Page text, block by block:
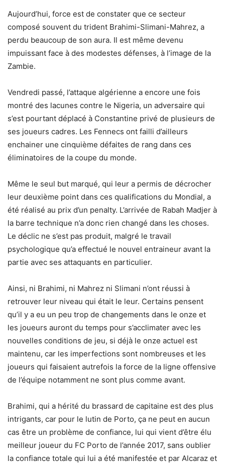
Aujourd’hui, force est de constater que ce secteur
composé souvent du trident Brahimi-Slimani-Mahrez, a
perdu beaucoup de son aura. Il est même devenu
impuissant face à des modestes défenses, à l’image de la
Zambie.
Vendredi passé, l’attaque algérienne a encore une fois
montré des lacunes contre le Nigeria, un adversaire qui
s’est pourtant déplacé à Constantine privé de plusieurs de
ses joueurs cadres. Les Fennecs ont failli d’ailleurs
enchainer une cinquième défaites de rang dans ces
éliminatoires de la coupe du monde.
Même le seul but marqué, qui leur a permis de décrocher
leur deuxième point dans ces qualifications du Mondial, a
été réalisé au prix d’un penalty. L’arrivée de Rabah Madjer à
la barre technique n’a donc rien changé dans les choses.
Le déclic ne s’est pas produit, malgré le travail
psychologique qu’a effectué le nouvel entraineur avant la
partie avec ses attaquants en particulier.
Ainsi, ni Brahimi, ni Mahrez ni Slimani n’ont réussi à
retrouver leur niveau qui était le leur. Certains pensent
qu’il y a eu un peu trop de changements dans le onze et
les joueurs auront du temps pour s’acclimater avec les
nouvelles conditions de jeu, si déjà le onze actuel est
maintenu, car les imperfections sont nombreuses et les
joueurs qui faisaient autrefois la force de la ligne offensive
de l’équipe notamment ne sont plus comme avant.
Brahimi, qui a hérité du brassard de capitaine est des plus
intrigants, car pour le lutin de Porto, ça ne peut en aucun
cas être un problème de confiance, lui qui vient d’être élu
meilleur joueur du FC Porto de l’année 2017, sans oublier
la confiance totale qui lui a été manifestée et par Alcaraz et